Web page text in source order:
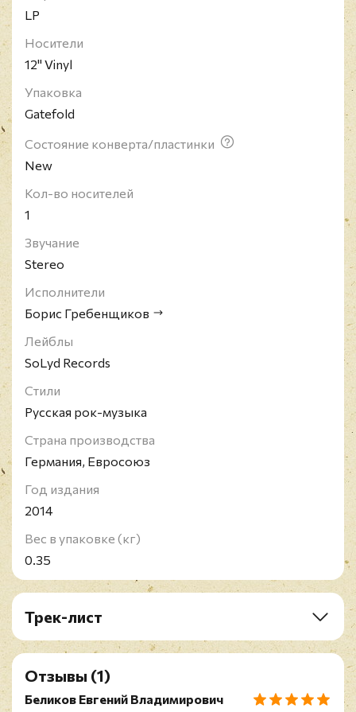
LP
Носители
12" Vinyl
Упаковка
Gatefold
Состояние конверта/пластинки
New
Кол-во носителей
1
Звучание
Stereo
Исполнители
Борис Гребенщиков
Лейблы
SoLyd Records
Стили
Русская рок-музыка
Страна производства
Германия, Евросоюз
Год издания
2014
Вес в упаковке (кг)
0.35
Трек-лист
А1. Если Бы Не Ты
А2. Из Калинина В Тверь
А3. Дарья Дарья
А4. Болота Невы
Отзывы (1)
Беликов Евгений Владимирович